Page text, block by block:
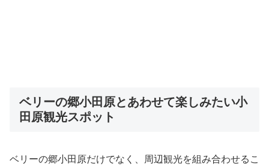
ベリーの郷小田原とあわせて楽しみたい小
田原観光スポット
ベリーの郷小田原だけでなく、周辺観光を組み合わせるこ